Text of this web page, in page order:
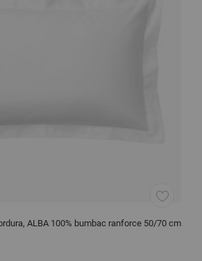
ALBA 100% bumbac ranforce 50/70 cm